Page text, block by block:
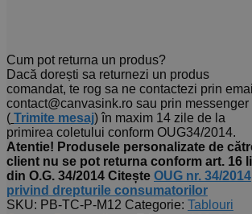
Cum pot returna un produs?
Dacă dorești sa returnezi un produs
comandat, te rog sa ne contactezi prin
contact@canvasink.ro sau prin messenger
( Trimite mesaj) în maxim 14 zile de la
primirea coletului conform OUG34/2014.
Atentie! Produsele personalizate de
client nu se pot returna conform art. 16
din O.G. 34/2014 Citește OUG nr. 34/2014
privind drepturile consumatorilor
SKU: PB-TC-P-M12 Categorie: Tablouri